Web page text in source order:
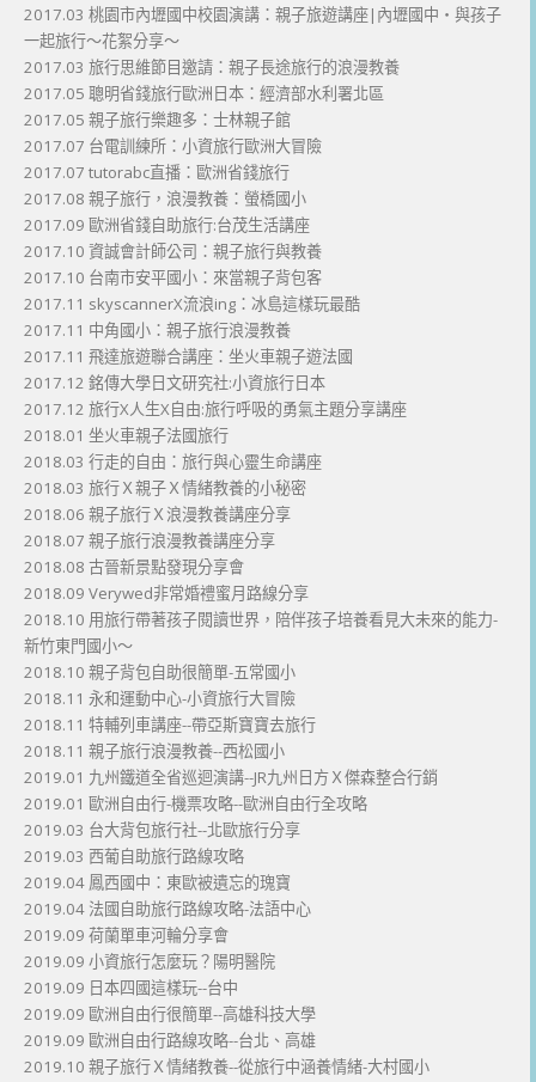
2017.03 桃園市內壢國中校園演講：親子旅遊講座|內壢國中・與孩子
一起旅行～花絮分享～
2017.03 旅行思維節目邀請：親子長途旅行的浪漫教養
2017.05 聰明省錢旅行歐洲日本：經濟部水利署北區
2017.05 親子旅行樂趣多：士林親子館
2017.07 台電訓練所：小資旅行歐洲大冒險
2017.07 tutorabc直播：歐洲省錢旅行
2017.08 親子旅行，浪漫教養：螢橋國小
2017.09 歐洲省錢自助旅行:台茂生活講座
2017.10 資誠會計師公司：親子旅行與教養
2017.10 台南市安平國小：來當親子背包客
2017.11 skyscannerX流浪ing：冰島這樣玩最酷
2017.11 中角國小：親子旅行浪漫教養
2017.11 飛達旅遊聯合講座：坐火車親子遊法國
2017.12 銘傳大學日文研究社:小資旅行日本
2017.12 旅行X人生X自由:旅行呼吸的勇氣主題分享講座
2018.01 坐火車親子法國旅行
2018.03 行走的自由：旅行與心靈生命講座
2018.03 旅行Ｘ親子Ｘ情緒教養的小秘密
2018.06 親子旅行Ｘ浪漫教養講座分享
2018.07 親子旅行浪漫教養講座分享
2018.08 古晉新景點發現分享會
2018.09 Verywed非常婚禮蜜月路線分享
2018.10 用旅行帶著孩子閱讀世界，陪伴孩子培養看見大未來的能力-
新竹東門國小～
2018.10 親子背包自助很簡單-五常國小
2018.11 永和運動中心-小資旅行大冒險
2018.11 特輔列車講座--帶亞斯寶寶去旅行
2018.11 親子旅行浪漫教養--西松國小
2019.01 九州鐵道全省巡迴演講--JR九州日方Ｘ傑森整合行銷
2019.01 歐洲自由行-機票攻略--歐洲自由行全攻略
2019.03 台大背包旅行社--北歐旅行分享
2019.03 西葡自助旅行路線攻略
2019.04 鳳西國中：東歐被遺忘的瑰寶
2019.04 法國自助旅行路線攻略-法語中心
2019.09 荷蘭單車河輪分享會
2019.09 小資旅行怎麼玩？陽明醫院
2019.09 日本四國這樣玩--台中
2019.09 歐洲自由行很簡單--高雄科技大學
2019.09 歐洲自由行路線攻略--台北、高雄
2019.10 親子旅行Ｘ情緒教養--從旅行中涵養情緒-大村國小